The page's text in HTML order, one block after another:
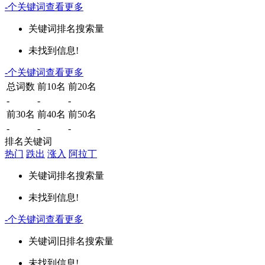
-个关键词查看更多
关键词排名搜索量
未找到信息!
-个关键词查看更多
总词数 前10名 前20名
-
-
-
前30名 前40名 前50名
-
-
-
排名关键词
热门 跌出 涨入 阿拉丁
关键词排名搜索量
未找到信息!
-个关键词查看更多
关键词 旧排名搜索量
未找到信息!